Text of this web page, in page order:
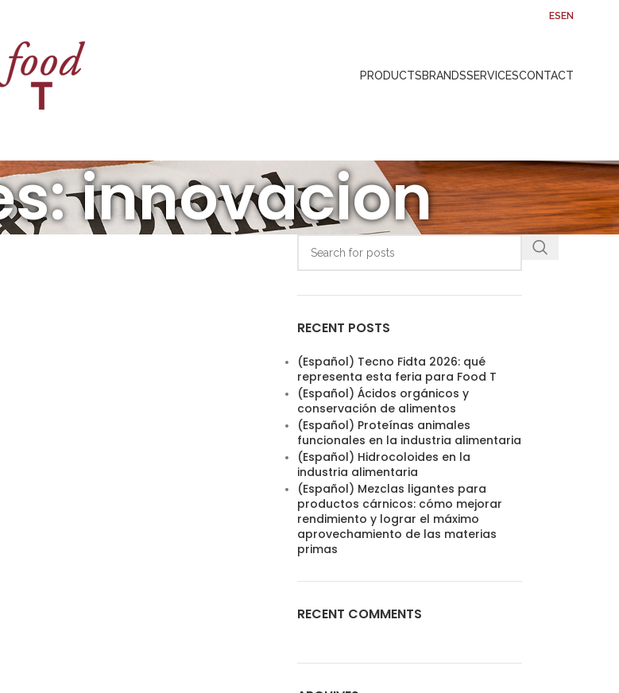
ES EN
PRODUCTSBRANDSSERVICESCONTACT
innovacion
RECENT POSTS
(Español) Tecno Fidta 2026: qué
representa esta feria para Food T
(Español) Ácidos orgánicos y
conservación de alimentos
(Español) Proteínas animales
funcionales en la industria alimentaria
(Español) Hidrocoloides en la
industria alimentaria
(Español) Mezclas ligantes para
productos cárnicos: cómo mejorar
rendimiento y lograr el máximo
aprovechamiento de las materias
primas
RECENT COMMENTS